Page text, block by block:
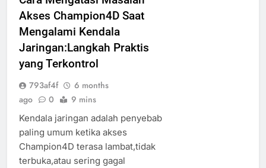
Akses Champion4D Saat
Mengalami Kendala
Jaringan:Langkah Praktis
yang Terkontrol
793af4f
6 months
ago
0 9 mins
Kendala jaringan adalah penyebab
paling umum ketika akses
Champion4D terasa lambat,tidak
terbuka,atau sering gagal